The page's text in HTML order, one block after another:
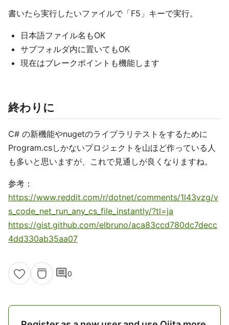
書いたら実行したいファイルで「F5」キーで実行。
日本語ファイル名もOK
サブフォルダ内に置いてもOK
現在はブレークポイントも機能します
終わりに
C# の新機能やnugetのライブラリテストをするために
Program.csしかないプロジェクトを山ほど作っている人
も多いと思いますが、これで見通しが良くなりますね。
参考：
https://www.reddit.com/r/dotnet/comments/1l43vzg/v
s_code_net_run_any_cs_file_instantly/?tl=ja
https://gist.github.com/elbruno/aca83ccd780dc7decc
4dd330ab35aa07
comment0